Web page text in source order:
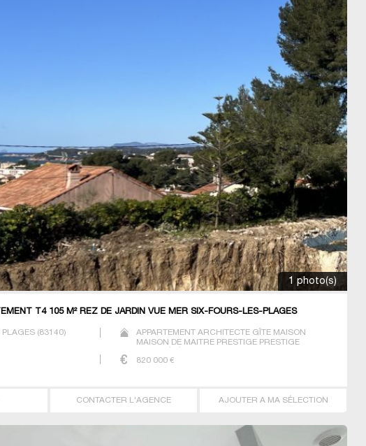
1 photo(s)
T4 105 M² REZ DE JARDIN VUE MER SIX-FOURS-LES-PLAGES
PLAGES (83140)
APPARTEMENT ARCHITECTE GÎTE MAISON
MAISON DE MAITRE PRESTIGE PRESTIGE
820 000 €
CONTACTER L'AGENCE AJOUTER A MA SÉLECTION